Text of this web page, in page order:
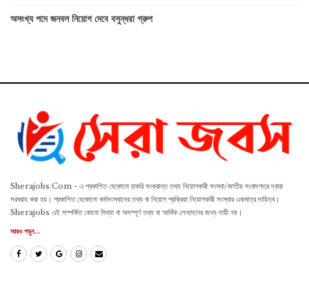
অসংখ্য পদে জনবল নিয়োগ দেবে বসুন্ধরা গ্রুপ
Sherajobs.Com - এ প্রকাশিত যেকোনো চাকরি সংক্রান্ত তথ্য নিয়োগকারী সংস্থা/জাতীয় সংবাদপত্র দ্বারা
সরবরাহ করা হয়। প্রকাশিত যেকোনো কর্মসংস্থানের তথ্য বা নিয়োগ প্রক্রিয়া নিয়োগকারী সংস্থার একমাত্র দায়িত্ব।
Sherajobs এই সম্পর্কিত কোনো মিথ্যা বা অসম্পূর্ণ তথ্য বা আর্থিক লেনদেনের জন্য দায়ী নয়।
আরও পড়ুন...